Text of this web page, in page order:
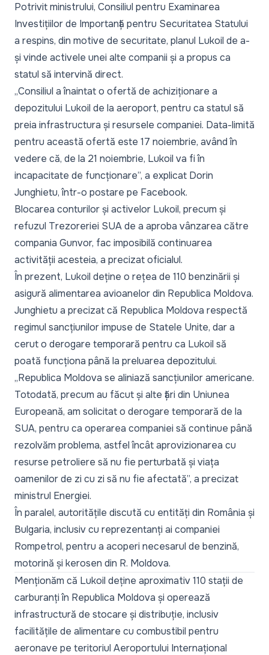
Potrivit ministrului, Consiliul pentru Examinarea
Investițiilor de Importanță pentru Securitatea Statului
a respins, din motive de securitate, planul Lukoil de a-
și vinde activele unei alte companii și a propus ca
statul să intervină direct.
„Consiliul a înaintat o ofertă de achiziționare a
depozitului Lukoil de la aeroport, pentru ca statul să
preia infrastructura și resursele companiei. Data-limită
pentru această ofertă este 17 noiembrie, având în
vedere că, de la 21 noiembrie, Lukoil va fi în
incapacitate de funcționare”, a explicat Dorin
Junghietu, într-o postare pe Facebook.
Blocarea conturilor și activelor Lukoil, precum și
refuzul Trezoreriei SUA de a aproba vânzarea către
compania Gunvor, fac imposibilă continuarea
activității acesteia, a precizat oficialul.
În prezent, Lukoil deține o rețea de 110 benzinării și
asigură alimentarea avioanelor din Republica Moldova.
Junghietu a precizat că Republica Moldova respectă
regimul sancțiunilor impuse de Statele Unite, dar a
cerut o derogare temporară pentru ca Lukoil să
poată funcționa până la preluarea depozitului.
„Republica Moldova se aliniază sancțiunilor americane.
Totodată, precum au făcut și alte țări din Uniunea
Europeană, am solicitat o derogare temporară de la
SUA, pentru ca operarea companiei să continue până
rezolvăm problema, astfel încât aprovizionarea cu
resurse petroliere să nu fie perturbată și viața
oamenilor de zi cu zi să nu fie afectată”, a precizat
ministrul Energiei.
În paralel, autoritățile discută cu entități din România și
Bulgaria, inclusiv cu reprezentanți ai companiei
Rompetrol, pentru a acoperi necesarul de benzină,
motorină și kerosen din R. Moldova.
Menționăm că Lukoil deține aproximativ 110 stații de
carburanți în Republica Moldova și operează
infrastructură de stocare și distribuție, inclusiv
facilitățile de alimentare cu combustibil pentru
aeronave pe teritoriul Aeroportului Internațional